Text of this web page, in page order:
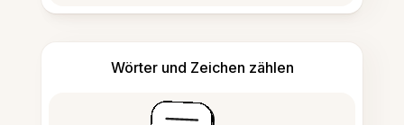
Wörter und Zeichen zählen